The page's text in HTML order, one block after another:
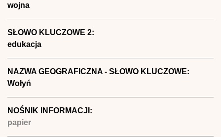
wojna
SŁOWO KLUCZOWE 2:
edukacja
NAZWA GEOGRAFICZNA - SŁOWO KLUCZOWE:
Wołyń
NOŚNIK INFORMACJI:
papier